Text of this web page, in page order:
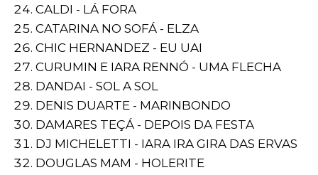
CALDI - LÁ FORA
CATARINA NO SOFÁ - ELZA
CHIC HERNANDEZ - EU UAI
CURUMIN E IARA RENNÓ - UMA FLECHA
DANDAI - SOL A SOL
DENIS DUARTE - MARINBONDO
DAMARES TEÇÁ - DEPOIS DA FESTA
DJ MICHELETTI - IARA IRA GIRA DAS ERVAS
DOUGLAS MAM - HOLERITE